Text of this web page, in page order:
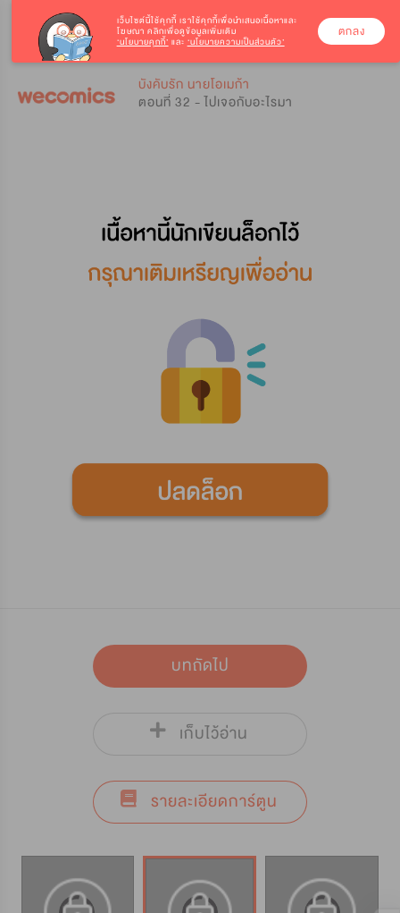
บังคับรัก นายโอเมก้า
ตอนที่ 32 - ไปเจอกับอะไรมา
บทถัดไป
เก็บไว้อ่าน
รายละเอียดการ์ตูน
เว็บไซต์นี้ใช้คุกกี้ เราใช้คุกกี้เพื่อนำเสนอเนื้อหาและ
โฆษณา คลิกเพื่อดูข้อมูลเพิ่มเติม
‘นโยบายคุกกี้’ และ ‘นโยบายความเป็นส่วนตัว’
ตกลง